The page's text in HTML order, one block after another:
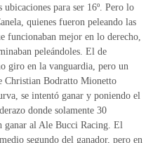
para ser 16º. Pero lo
quienes fueron peleando las
funcionaban mejor en lo derecho,
peleándoles. El de
giro en la vanguardia, pero un
Christian Bodratto Mionetto
se intentó ganar y poniendo el
donde solamente 30
ganar al Ale Bucci Racing. El
segundo del ganador, pero en